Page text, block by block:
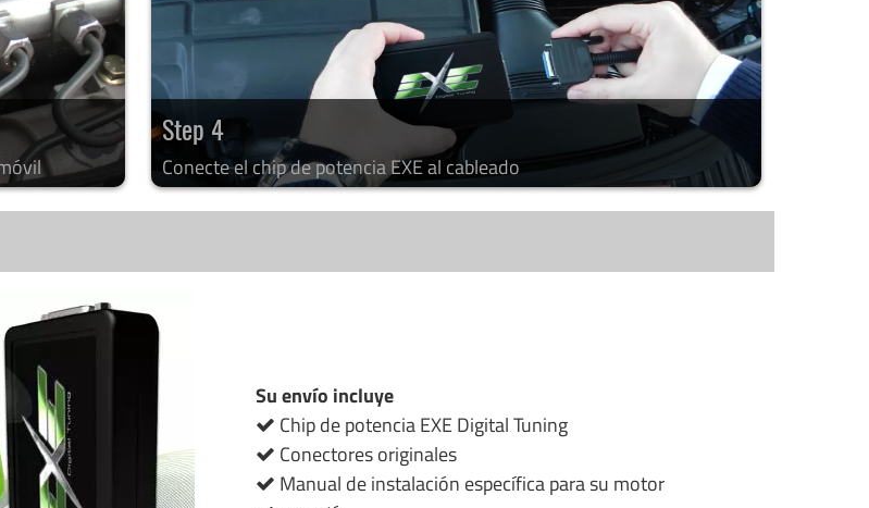
Step 4
Conecte el chip de potencia EXE al cableado
Su envío incluye
Chip de potencia EXE Digital Tuning
Conectores originales
Manual de instalación específica para su motor